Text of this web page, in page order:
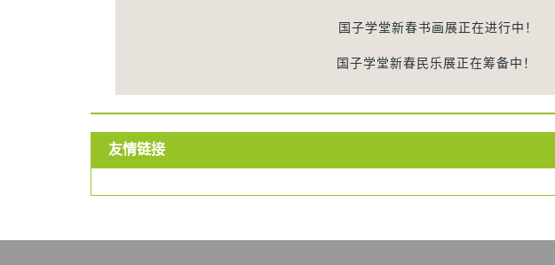
国子学堂新春书画展正在进行中！
国子学堂新春民乐展正在筹备中！
友情链接